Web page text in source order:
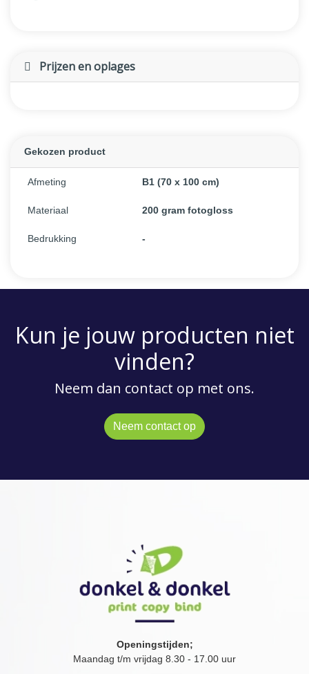
Prijzen en oplages
Gekozen product
Afmeting B1 (70 x 100 cm)
Materiaal 200 gram fotogloss
Bedrukking -
Kun je jouw producten niet
vinden?
Neem dan contact op met ons.
Neem contact op
Openingstijden;
Maandag t/m vrijdag 8.30 - 17.00 uur